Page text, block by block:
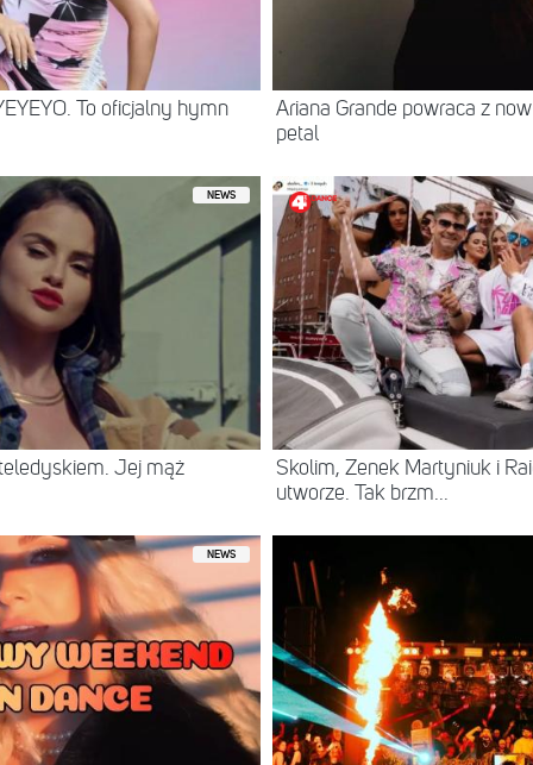
To oficjalny hymn
Ariana Grande powraca z
petal
NEWS
Jej mąż
Skolim, Zenek Martyniuk i
utworze. Tak brzm...
NEWS